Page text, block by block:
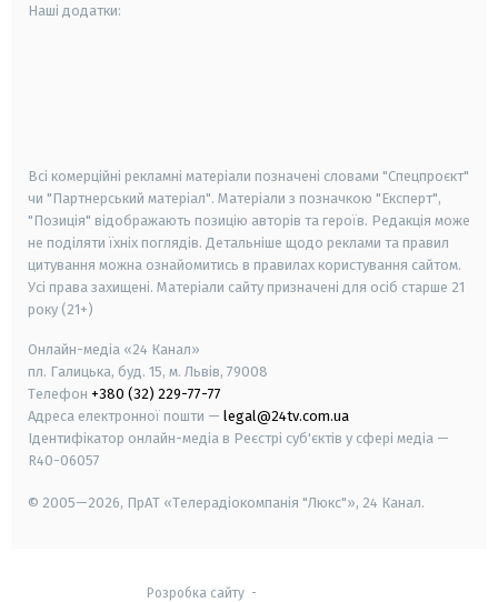
Наші додатки:
Всі комерційні рекламні матеріали позначені словами "Спецпроєкт"
чи "Партнерський матеріал". Матеріали з позначкою "Експерт",
"Позиція" відображають позицію авторів та героїв. Редакція може
не поділяти їхніх поглядів. Детальніше щодо реклами та правил
цитування можна ознайомитись в правилах користування сайтом.
Усі права захищені. Матеріали сайту призначені для осіб старше 21
року (21+)
Онлайн-медіа «24 Канал»
пл. Галицька, буд. 15, м. Львів, 79008
Телефон +380 (32) 229-77-77
Адреса електронної пошти — legal@24tv.com.ua
Ідентифікатор онлайн-медіа в Реєстрі суб'єктів у сфері медіа —
R40-06057
© 2005—2026, ПрАТ «Телерадіокомпанія "Люкс"», 24 Канал.
Розробка сайту-